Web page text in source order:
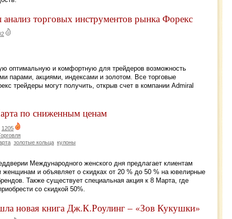
торговых инструментов рынка Форекс
оптимальную и комфортную для трейдеров возможность
парами, акциями, индексами и золотом. Все торговые
трейдеры могут получить, открыв счет в компании Admiral
по сниженным ценам
1205
золотые кольца кулоны
Международного женского дня предлагает клиентам
и объявляет о скидках от 20 % до 50 % на ювелирные
Также существует специальная акция к 8 Марта, где
со скидкой 50%.
новая книга Дж.К.Роулинг – «Зов Кукушки»